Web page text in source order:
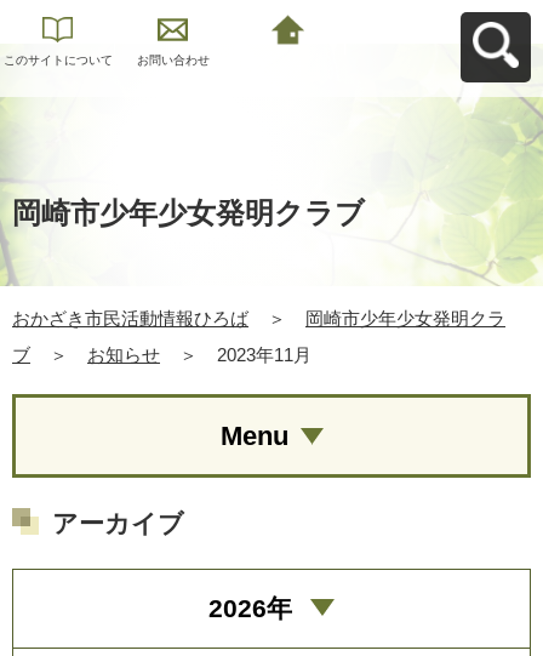
このサイトについて お問い合わせ
岡崎市少年少女発明クラブ
おかざき市民活動情報ひろば ＞
岡崎市少年少女発明クラ
ブ
＞ お知らせ ＞ 2023年11月
Menu
アーカイブ
2026年